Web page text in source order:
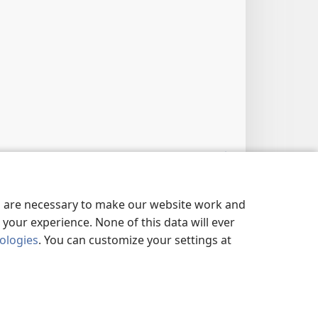
necessary to make our website work and
experience. None of this data will ever
. You can customize your settings at